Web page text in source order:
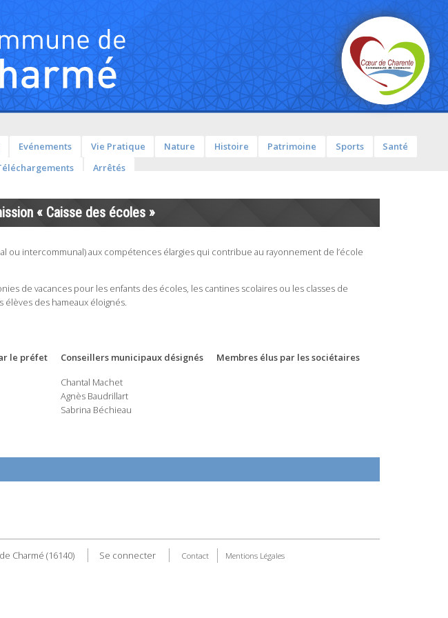
Evénements Vie Pratique Nature Histoire Patrimoine Sports
Santé
Arrêtés
« Caisse des écoles »
ou intercommunal) aux compétences élargies qui contribue au rayonnement de l’école
de vacances pour les enfants des écoles, les cantines scolaires ou les classes de
des hameaux éloignés.
le préfet Conseillers municipaux désignés
Membres élus par les sociétaires
Chantal Machet
Agnès Baudrillart
Sabrina Béchieau
Charmé (16140) Se connecter Contact Mentions Légales